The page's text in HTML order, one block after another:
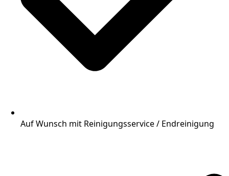
Auf Wunsch mit Reinigungsservice / Endreinigung